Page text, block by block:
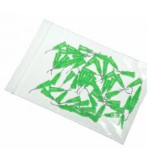
mocowania do kartridża dozującego,